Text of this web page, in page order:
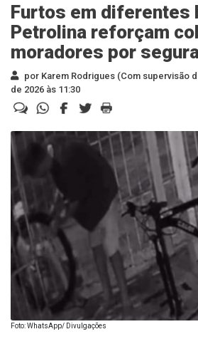
Furtos em diferentes
Petrolina reforçam
moradores por
por Karem Rodrigues (Com supervisão
de 2026 às 11:30
Foto: WhatsApp/ Divulgações